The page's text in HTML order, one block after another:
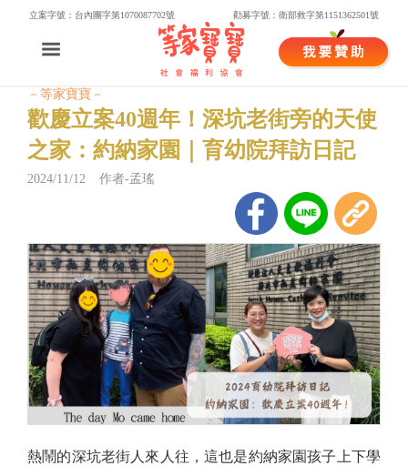
立案字號：台內團字第1070087702號 勸募字號：衛部救字第1151362501號
－等家寶寶－
歡慶立案40週年！深坑老街旁的天使
之家：約納家園｜育幼院拜訪日記
2024/11/12 作者-孟瑤
熱鬧的深坑老街人來人往，這也是約納家園孩子上下學